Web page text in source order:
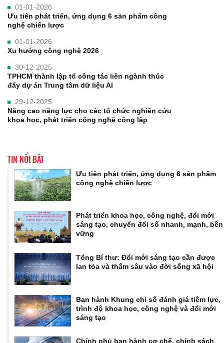
01-01-2026
Ưu tiên phát triển, ứng dụng 6 sản phẩm công
nghệ chiến lược
01-01-2026
Xu hướng công nghệ 2026
30-12-2025
TPHCM thành lập tổ công tác liên ngành thúc
đẩy dự án Trung tâm dữ liệu AI
29-12-2025
Nâng cao năng lực cho các tổ chức nghiên cứu
khoa học, phát triển công nghệ công lập
TIN NỔI BẬT
Ưu tiên phát triển, ứng dụng 6 sản phẩm
công nghệ chiến lược
Phát triển khoa học, công nghệ, đổi mới
sáng tạo, chuyển đổi số nhanh, mạnh, bền
vững
Tổng Bí thư: Đổi mới sáng tạo cần được
lan tỏa và thấm sâu vào đời sống xã hội
Ban hành Khung chỉ số đánh giá tiềm lực,
trình độ khoa học, công nghệ và đổi mới
sáng tạo
Chính phủ ban hành cơ chế, chính sách